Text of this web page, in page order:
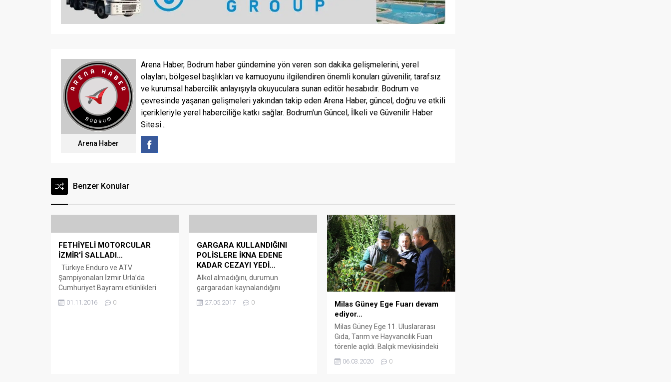
Arena Haber
Arena Haber, Bodrum haber gündemine yön veren son dakika gelişmelerini, yerel
olayları, bölgesel başlıkları ve kamuoyunu ilgilendiren önemli konuları güvenilir, tarafsız
ve kurumsal habercilik anlayışıyla okuyuculara sunan editör hesabıdır. Bodrum ve
çevresinde yaşanan gelişmeleri yakından takip eden Arena Haber, güncel, doğru ve etkili
içerikleriyle yerel haberciliğe katkı sağlar. Bodrum'un Güncel, İlkeli ve Güvenilir Haber
Sitesi...
Benzer Konular
FETHİYELİ MOTORCULAR
İZMİR’İ SALLADI…
Türkiye Enduro ve ATV
Şampiyonaları İzmir Urla’da
Cumhuriyet Bayramı etkinlikleri
Beraberlik yarışları adı altında
01.11.2016 0
GARGARA KULLANDIĞINI
POLİSLERE İKNA EDENE
KADAR CEZAYI YEDİ…
Alkol almadığını, durumun
gargaradan kaynalandığını
ehliyetine el koyulup, 876 lira para
27.05.2017 0
Milas Güney Ege Fuarı devam
ediyor…
Milas Güney Ege 11. Uluslararası
Gıda, Tarım ve Hayvancılık Fuarı
törenle açıldı. Balçık mevkisindeki
Kooperatifi’nin depolarında açılışı
06.03.2020 0